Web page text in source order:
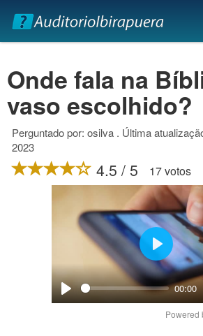
Onde fala na
vaso escolhido?
Perguntado por: osilva . Última
2023
4.5 / 5 17 votos
Play
00:00
Play
Powered